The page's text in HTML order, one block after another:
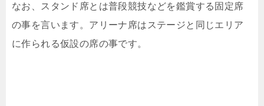
なお、スタンド席とは普段競技などを鑑賞する固定席
の事を言います。アリーナ席はステージと同じエリア
に作られる仮設の席の事です。